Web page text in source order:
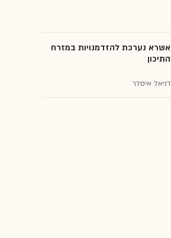
אשרא נערכת להזדמנויות במזרח
התיכון
דניאל איסלר